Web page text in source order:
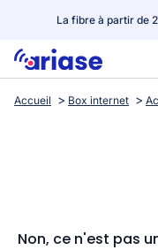
La fibre à partir de
Box internet
Streaming
Accueil Box internet
Non, ce n'est pas